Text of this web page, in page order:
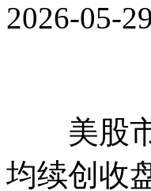
2026-05-
美股市
均续创收